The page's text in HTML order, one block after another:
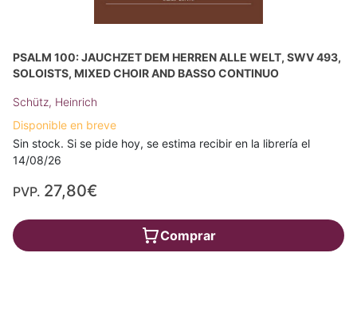
PSALM 100: JAUCHZET DEM HERREN ALLE WELT, SWV 493,
SOLOISTS, MIXED CHOIR AND BASSO CONTINUO
Schütz, Heinrich
Disponible en breve
Sin stock. Si se pide hoy, se estima recibir en la librería el
14/08/26
PVP. 27,80€
Comprar